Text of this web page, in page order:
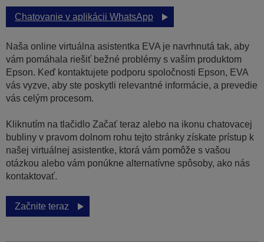
Chatovanie v aplikácii WhatsApp
Naša online virtuálna asistentka EVA je navrhnutá tak, aby
vám pomáhala riešiť bežné problémy s vaším produktom
Epson. Keď kontaktujete podporu spoločnosti Epson, EVA
vás vyzve, aby ste poskytli relevantné informácie, a prevedie
vás celým procesom.
Kliknutím na tlačidlo Začať teraz alebo na ikonu chatovacej
bubliny v pravom dolnom rohu tejto stránky získate prístup k
našej virtuálnej asistentke, ktorá vám pomôže s vašou
otázkou alebo vám ponúkne alternatívne spôsoby, ako nás
kontaktovať.
Začnite teraz